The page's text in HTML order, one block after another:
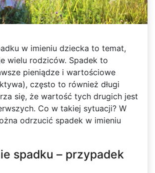
w imieniu dziecka to temat,
wielu rodziców. Spadek to
pieniądze i wartościowe
często to również długi
się, że wartość tych drugich jest
Co w takiej sytuacji? W
odrzucić spadek w imieniu
spadku – przypadek